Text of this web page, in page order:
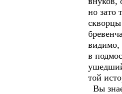
но зато
скворцы
видимо,
в
той
Вы